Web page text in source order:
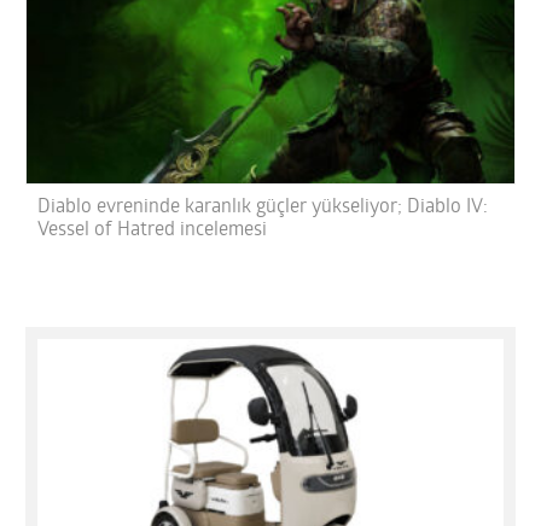
Diablo evreninde karanlık güçler yükseliyor; Diablo IV:
Vessel of Hatred incelemesi